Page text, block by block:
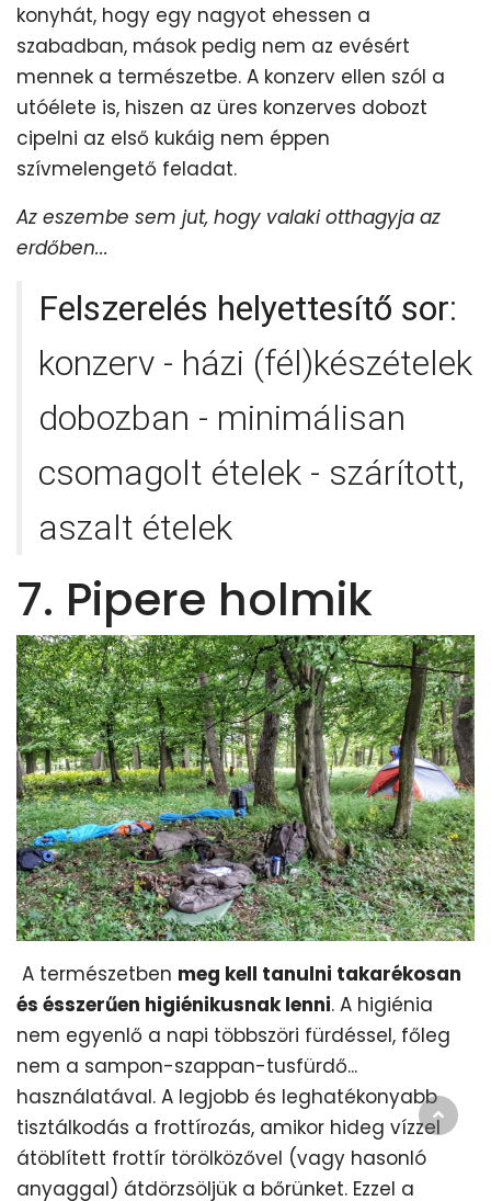
konyhát, hogy egy nagyot ehessen a
szabadban, mások pedig nem az evésért
mennek a természetbe. A konzerv ellen szól a
utóélete is, hiszen az üres konzerves dobozt
cipelni az első kukáig nem éppen
szívmelengető feladat.
Az eszembe sem jut, hogy valaki otthagyja az
erdőben...
Felszerelés helyettesítő sor:
konzerv - házi (fél)készételek
dobozban - minimálisan
csomagolt ételek - szárított,
aszalt ételek
7. Pipere holmik
A természetben meg kell tanulni takarékosan
és ésszerűen higiénikusnak lenni. A higiénia
nem egyenlő a napi többszöri fürdéssel, főleg
nem a sampon-szappan-tusfürdő...
használatával. A legjobb és leghatékonyabb
tisztálkodás a frottírozás, amikor hideg vízzel
átöblített frottír törölközővel (vagy hasonló
anyaggal) átdörzsöljük a bőrünket. Ezzel a